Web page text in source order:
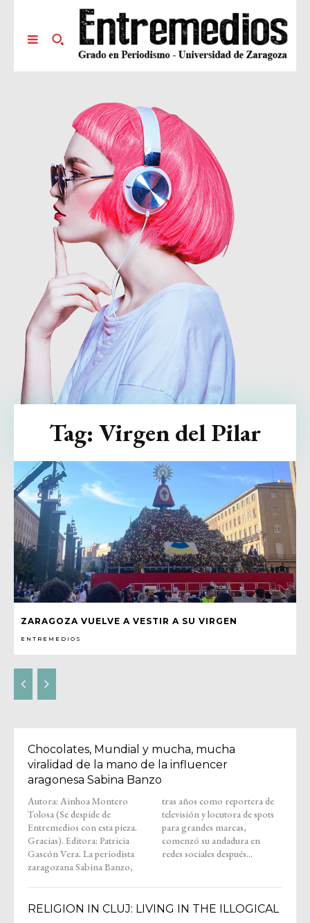
ZARAGOZA VUELVE A VESTIR A SU VIRGEN
ENTREMEDIOS
Tag: Virgen del Pilar
Chocolates, Mundial y mucha, mucha
viralidad de la mano de la influencer
aragonesa Sabina Banzo
Autora: Ainhoa Montero
Tolosa (Se despide de
Entremedios con esta pieza.
Gracias). Editora: Patricia
Gascón Vera. La periodista
zaragozana Sabina Banzo,
tras años como reportera de
televisión y locutora de spots
para grandes marcas,
comenzó su andadura en
redes sociales después...
RELIGION IN CLUJ: LIVING IN THE ILLOGICAL